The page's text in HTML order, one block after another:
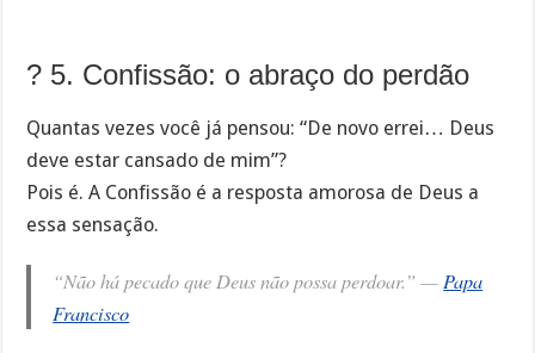
? 5. Confissão: o abraço do perdão
Quantas vezes você já pensou: “De novo errei… Deus
deve estar cansado de mim”?
Pois é. A Confissão é a resposta amorosa de Deus a
essa sensação.
“Não há pecado que Deus não possa perdoar.” — Papa
Francisco